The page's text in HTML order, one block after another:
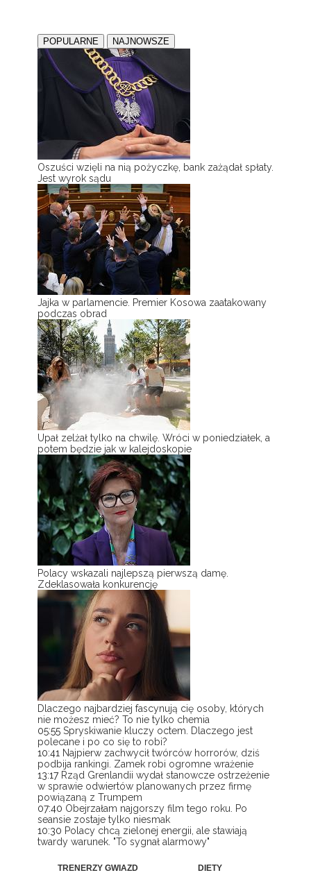
POPULARNE NAJNOWSZE
Oszuści wzięli na nią pożyczkę, bank zażądał spłaty.
Jest wyrok sądu
Jajka w parlamencie. Premier Kosowa zaatakowany
podczas obrad
Upał zelżał tylko na chwilę. Wróci w poniedziałek, a
potem będzie jak w kalejdoskopie
Polacy wskazali najlepszą pierwszą damę.
Zdeklasowała konkurencję
Dlaczego najbardziej fascynują cię osoby, których
nie możesz mieć? To nie tylko chemia
05:55 Spryskiwanie kluczy octem. Dlaczego jest
polecane i po co się to robi?
10:41 Najpierw zachwycił twórców horrorów, dziś
podbija rankingi. Zamek robi ogromne wrażenie
13:17 Rząd Grenlandii wydał stanowcze ostrzeżenie
w sprawie odwiertów planowanych przez firmę
powiązaną z Trumpem
07:40 Obejrzałam najgorszy film tego roku. Po
seansie zostaje tylko niesmak
10:30 Polacy chcą zielonej energii, ale stawiają
twardy warunek. "To sygnał alarmowy"
TRENERZY GWIAZD DIETY